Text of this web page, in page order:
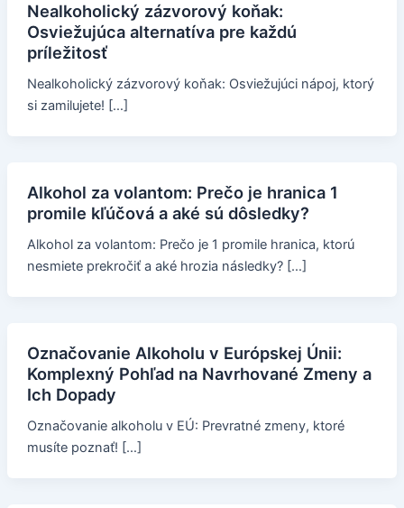
Nealkoholický zázvorový koňak:
Osviežujúca alternatíva pre každú
príležitosť
Nealkoholický zázvorový koňak: Osviežujúci nápoj, ktorý
si zamilujete! […]
Alkohol za volantom: Prečo je hranica 1
promile kľúčová a aké sú dôsledky?
Alkohol za volantom: Prečo je 1 promile hranica, ktorú
nesmiete prekročiť a aké hrozia následky? […]
Označovanie Alkoholu v Európskej Únii:
Komplexný Pohľad na Navrhované Zmeny a
Ich Dopady
Označovanie alkoholu v EÚ: Prevratné zmeny, ktoré
musíte poznať! […]